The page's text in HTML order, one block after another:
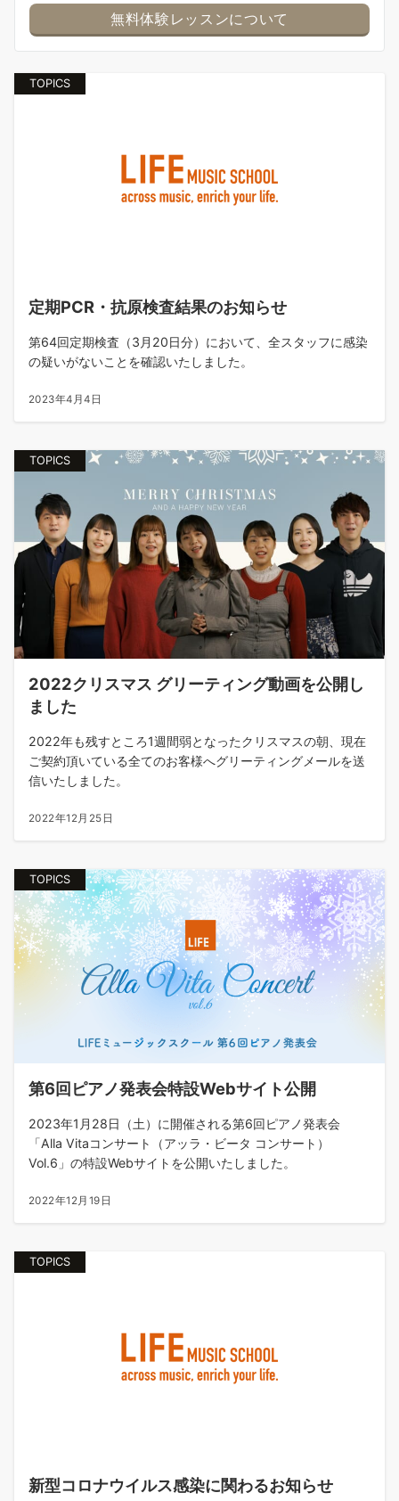
無料体験レッスンについて
TOPICS
定期PCR・抗原検査結果のお知らせ
第64回定期検査（3月20日分）において、全スタッフに感染
の疑いがないことを確認いたしました。
2023年4月4日
TOPICS
2022クリスマス グリーティング動画を公開し
ました
2022年も残すところ1週間弱となったクリスマスの朝、現在
ご契約頂いている全てのお客様へグリーティングメールを送
信いたしました。
2022年12月25日
TOPICS
第6回ピアノ発表会特設Webサイト公開
2023年1月28日（土）に開催される第6回ピアノ発表会
「Alla Vitaコンサート（アッラ・ビータ コンサート）
Vol.6」の特設Webサイトを公開いたしました。
2022年12月19日
TOPICS
新型コロナウイルス感染に関わるお知らせ